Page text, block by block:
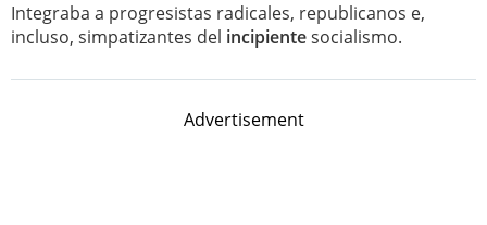
Integraba a progresistas radicales, republicanos e,
incluso, simpatizantes del incipientesocialismo.
Advertisement